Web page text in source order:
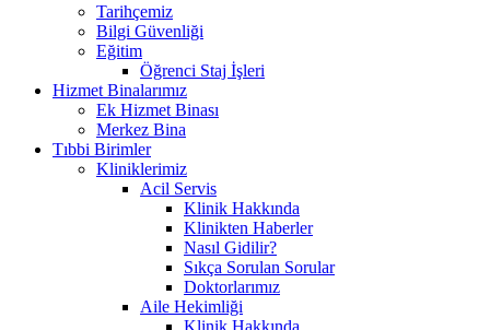
Tarihçemiz
Bilgi Güvenliği
Eğitim
Öğrenci Staj İşleri
Hizmet Binalarımız
Ek Hizmet Binası
Merkez Bina
Tıbbi Birimler
Kliniklerimiz
Acil Servis
Klinik Hakkında
Klinikten Haberler
Nasıl Gidilir?
Sıkça Sorulan Sorular
Doktorlarımız
Aile Hekimliği
Klinik Hakkında